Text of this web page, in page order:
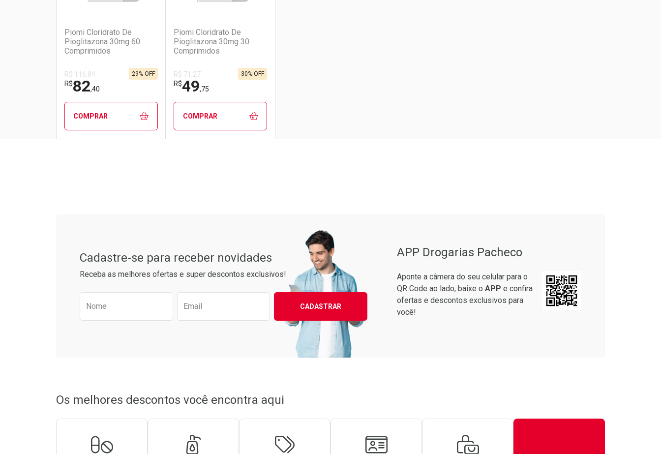
Piomi Cloridrato De
Pioglitazona 30mg 60
Comprimidos
R$ 116,84
R$82,40
29% OFF
COMPRAR
Ativar Desconto
Piomi Cloridrato De
Pioglitazona 30mg 30
Comprimidos
R$ 71,27
R$49,75
30% OFF
COMPRAR
Cadastre-se para receber novidades
Receba as melhores ofertas e super descontos exclusivos!
Preencha o formulário abaixo para receber as melhores ofertas:
Nome Email CADASTRAR
APP Drogarias Pacheco
Aponte a câmera do seu celular para o
QR Code ao lado, baixe o APP e confira
ofertas e descontos exclusivos para
você!
Os melhores descontos você encontra aqui